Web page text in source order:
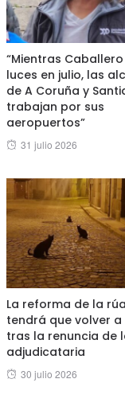
“Mientras
luces en julio, las
de A Coruña y
trabajan por sus
aeropuertos”
Posted
31 julio 2026
La reforma de la
tendrá que volver
tras la renuncia de
adjudicataria
Posted
30 julio 2026